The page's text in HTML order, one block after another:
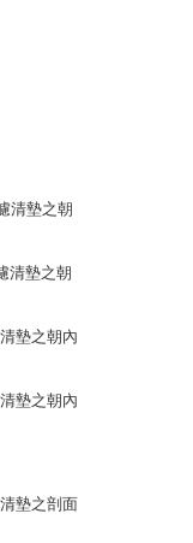
清墊之朝
清墊之朝
墊之朝內
墊之朝內
墊之剖面